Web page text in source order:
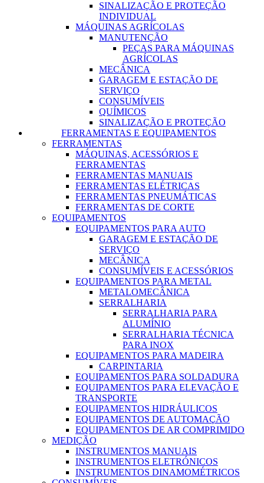
SINALIZAÇÃO E PROTEÇÃO
INDIVIDUAL
MÁQUINAS AGRÍCOLAS
MANUTENÇÃO
PEÇAS PARA MÁQUINAS
AGRÍCOLAS
MECÂNICA
GARAGEM E ESTAÇÃO DE
SERVIÇO
CONSUMÍVEIS
QUÍMICOS
SINALIZAÇÃO E PROTEÇÃO
FERRAMENTAS E EQUIPAMENTOS
FERRAMENTAS
MÁQUINAS, ACESSÓRIOS E
FERRAMENTAS
FERRAMENTAS MANUAIS
FERRAMENTAS ELÉTRICAS
FERRAMENTAS PNEUMÁTICAS
FERRAMENTAS DE CORTE
EQUIPAMENTOS
EQUIPAMENTOS PARA AUTO
GARAGEM E ESTAÇÃO DE
SERVIÇO
MECÂNICA
CONSUMÍVEIS E ACESSÓRIOS
EQUIPAMENTOS PARA METAL
METALOMECÂNICA
SERRALHARIA
SERRALHARIA PARA
ALUMÍNIO
SERRALHARIA TÉCNICA
PARA INOX
EQUIPAMENTOS PARA MADEIRA
CARPINTARIA
EQUIPAMENTOS PARA SOLDADURA
EQUIPAMENTOS PARA ELEVAÇÃO E
TRANSPORTE
EQUIPAMENTOS HIDRÁULICOS
EQUIPAMENTOS DE AUTOMAÇÃO
EQUIPAMENTOS DE AR COMPRIMIDO
MEDIÇÃO
INSTRUMENTOS MANUAIS
INSTRUMENTOS ELETRÓNICOS
INSTRUMENTOS DINAMOMÉTRICOS